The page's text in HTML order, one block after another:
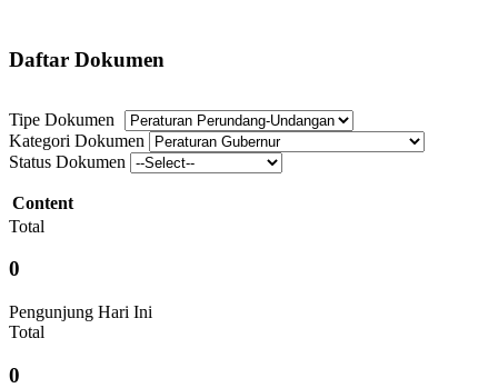
Daftar Dokumen
Tipe Dokumen
Kategori Dokumen
Status Dokumen
Content
Total
0
Pengunjung Hari Ini
Total
0